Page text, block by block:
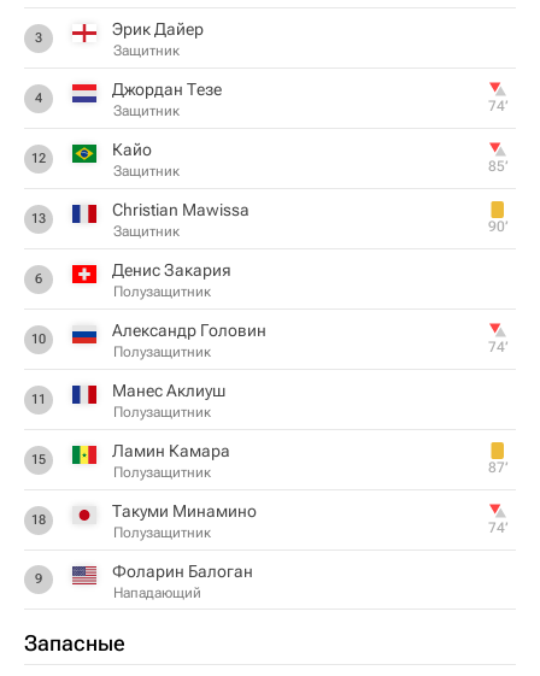
3 Эрик Дайер
Защитник
4 Джордан Тезе
Защитник 74‎’‎
12 Кайо
Защитник 85‎’‎
13 Christian Mawissa
Защитник 90‎’‎
6 Денис Закария
Полузащитник
10 Александр Головин
Полузащитник 74‎’‎
11 Манес Аклиуш
Полузащитник
15 Ламин Камара
Полузащитник 87‎’‎
18 Такуми Минамино
Полузащитник 74‎’‎
9 Фоларин Балоган
Нападающий
Запасные